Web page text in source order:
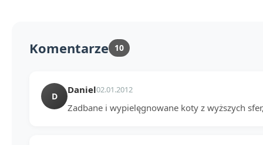
Komentarze 10
D
Daniel02.01.2012
Zadbane i wypielęgnowane koty z wyższych